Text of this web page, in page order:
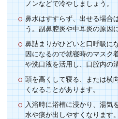
ノンなどで冷やしましょう。
鼻水はすすらず、出せる場合
う。副鼻腔炎や中耳炎の原因
鼻詰まりがひどいと口呼吸に
因になるので就寝時のマスク
や洗口液を活用し、口腔内の
頭を高くして寝る、または横
くなることがあります。
入浴時に浴槽に浸かり、湯気
水や痰が出しやすくなります